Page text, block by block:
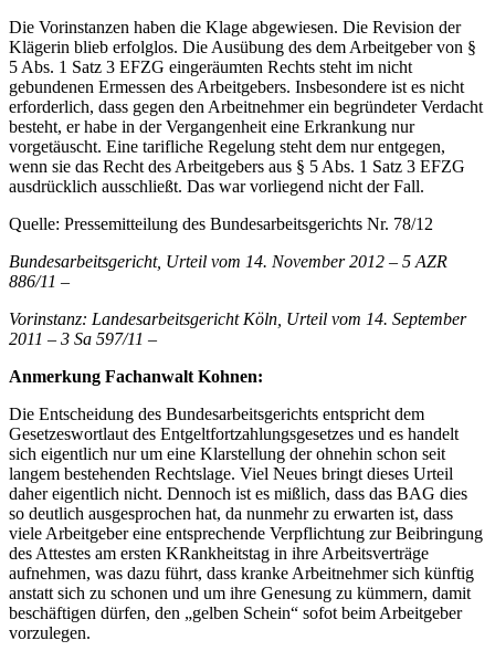
Die Vorinstanzen haben die Klage abgewiesen. Die Revision der
Klägerin blieb erfolglos. Die Ausübung des dem Arbeitgeber von §
5 Abs. 1 Satz 3 EFZG eingeräumten Rechts steht im nicht
gebundenen Ermessen des Arbeitgebers. Insbesondere ist es nicht
erforderlich, dass gegen den Arbeitnehmer ein begründeter Verdacht
besteht, er habe in der Vergangenheit eine Erkrankung nur
vorgetäuscht. Eine tarifliche Regelung steht dem nur entgegen,
wenn sie das Recht des Arbeitgebers aus § 5 Abs. 1 Satz 3 EFZG
ausdrücklich ausschließt. Das war vorliegend nicht der Fall.
Quelle: Pressemitteilung des Bundesarbeitsgerichts Nr. 78/12
Bundesarbeitsgericht, Urteil vom 14. November 2012 – 5 AZR
886/11 –
Vorinstanz: Landesarbeitsgericht Köln, Urteil vom 14. September
2011 – 3 Sa 597/11 –
Anmerkung Fachanwalt Kohnen:
Die Entscheidung des Bundesarbeitsgerichts entspricht dem
Gesetzeswortlaut des Entgeltfortzahlungsgesetzes und es handelt
sich eigentlich nur um eine Klarstellung der ohnehin schon seit
langem bestehenden Rechtslage. Viel Neues bringt dieses Urteil
daher eigentlich nicht. Dennoch ist es mißlich, dass das BAG dies
so deutlich ausgesprochen hat, da nunmehr zu erwarten ist, dass
viele Arbeitgeber eine entsprechende Verpflichtung zur Beibringung
des Attestes am ersten KRankheitstag in ihre Arbeitsverträge
aufnehmen, was dazu führt, dass kranke Arbeitnehmer sich künftig
anstatt sich zu schonen und um ihre Genesung zu kümmern, damit
beschäftigen dürfen, den „gelben Schein“ sofot beim Arbeitgeber
vorzulegen.